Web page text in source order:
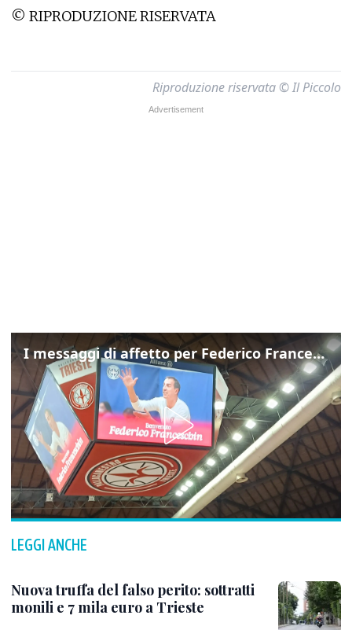
© RIPRODUZIONE RISERVATA
Riproduzione riservata © Il Piccolo
I messaggi di affetto per Federico Franceschin: così il mondo del basket gli è stato accanto fino all’ultimo
LEGGI ANCHE
Nuova truffa del falso perito: sottratti
monili e 7 mila euro a Trieste